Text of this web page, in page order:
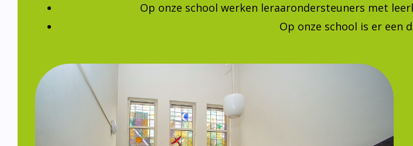
Op onze school werken leraarondersteuners met
Op onze school is er een